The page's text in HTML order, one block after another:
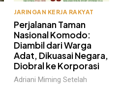
JARINGAN KERJA RAKYAT
Perjalanan Taman
Nasional Komodo:
Diambil dari Warga
Adat, Dikuasai Negara,
Diobral ke Korporasi
Adriani Miming Setelah